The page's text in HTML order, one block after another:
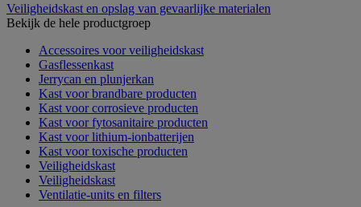
Veiligheidskast en opslag van gevaarlijke materialen
Bekijk de hele productgroep
Accessoires voor veiligheidskast
Gasflessenkast
Jerrycan en plunjerkan
Kast voor brandbare producten
Kast voor corrosieve producten
Kast voor fytosanitaire producten
Kast voor lithium-ionbatterijen
Kast voor toxische producten
Veiligheidskast
Veiligheidskast
Ventilatie-units en filters